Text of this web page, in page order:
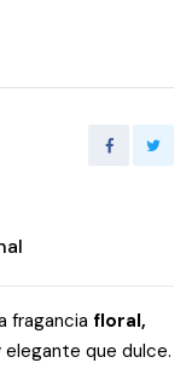
fragancia floral,
elegante que dulce.